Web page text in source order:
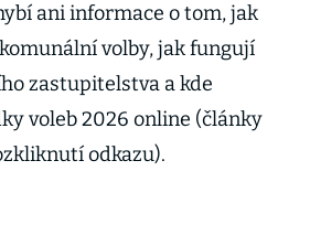
ani informace o tom, jak
volby, jak fungují
zastupitelstva a kde
voleb 2026 online (články
odkazu).